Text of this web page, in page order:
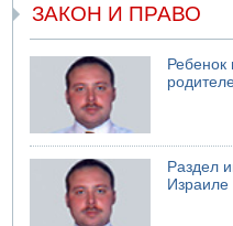
ЗАКОН И ПРАВО
Ребенок
Раздел
Израиле